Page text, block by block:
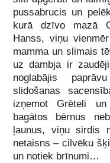
pussabrucis un
kurā dzīvo mazā
Hanss, viņu
mamma un slimais
uz dambja ir
noglabājis
slidošanas
izņemot Grēteli
bagātos bērnus
ļaunus, viņu sirdis
netaisns – cilvēku
un notiek brīnumi…